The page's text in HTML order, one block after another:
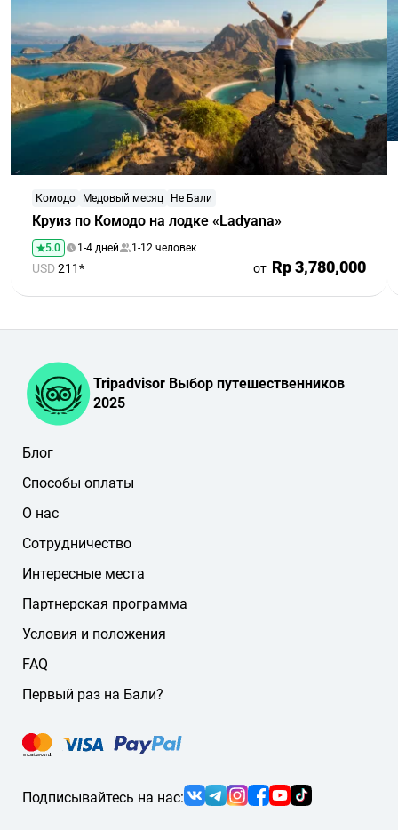
Круиз по Комодо на лодке «Ladyana»
Комодо Медовый месяц Не Бали
5.0 1-4 дней 1-12 человек
USD211* от Rp 3,780,000
Tripadvisor Выбор путешественников
2025
Подписывайтесь на нас:
Блог
Способы оплаты
О нас
Сотрудничество
Интересные места
Партнерская программа
Условия и положения
FAQ
Первый раз на Бали?